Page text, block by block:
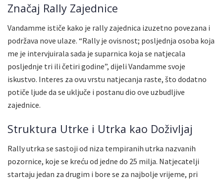
Značaj Rally Zajednice
Vandamme ističe kako je rally zajednica izuzetno povezana i
podržava nove ulaze. “Rally je ovisnost; posljednja osoba koja
me je intervjuirala sada je suparnica koja se natjecala
posljednje tri ili četiri godine”, dijeli Vandamme svoje
iskustvo. Interes za ovu vrstu natjecanja raste, što dodatno
potiče ljude da se uključe i postanu dio ove uzbudljive
zajednice.
Struktura Utrke i Utrka kao Doživljaj
Rally utrka se sastoji od niza tempiranih utrka nazvanih
pozornice, koje se kreću od jedne do 25 milja. Natjecatelji
startaju jedan za drugim i bore se za najbolje vrijeme, pri